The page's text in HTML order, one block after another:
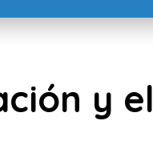
y el